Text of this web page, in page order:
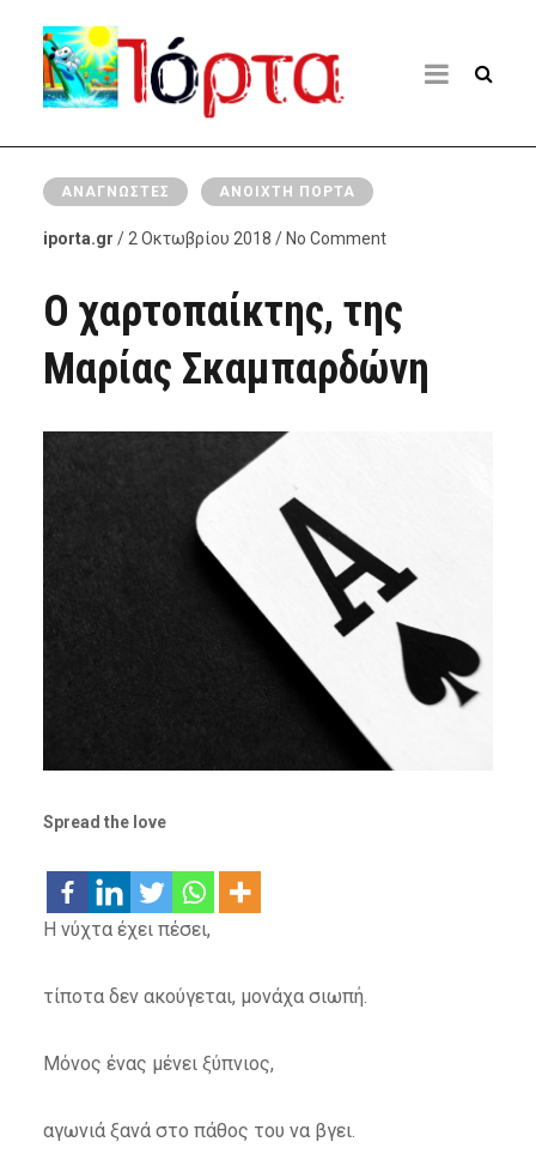
ΑΝΑΓΝΏΣΤΕΣ ΑΝΟΙΧΤΉ ΠΌΡΤΑ
iporta.gr / 2 Οκτωβρίου 2018 / No Comment
Ο χαρτοπαίκτης, της
Μαρίας Σκαμπαρδώνη
Spread the love
Η νύχτα έχει πέσει,
τίποτα δεν ακούγεται, μονάχα σιωπή.
Μόνος ένας μένει ξύπνιος,
αγωνιά ξανά στο πάθος του να βγει.